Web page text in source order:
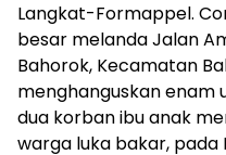
Langkat-Formappel.
besar melanda Jalan
Bahorok, Kecamatan
menghanguskan enam
dua korban ibu anak
warga luka bakar,